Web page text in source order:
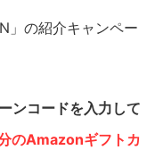
」の紹介キャンペー
ンコードを入力して
のAmazonギフトカ